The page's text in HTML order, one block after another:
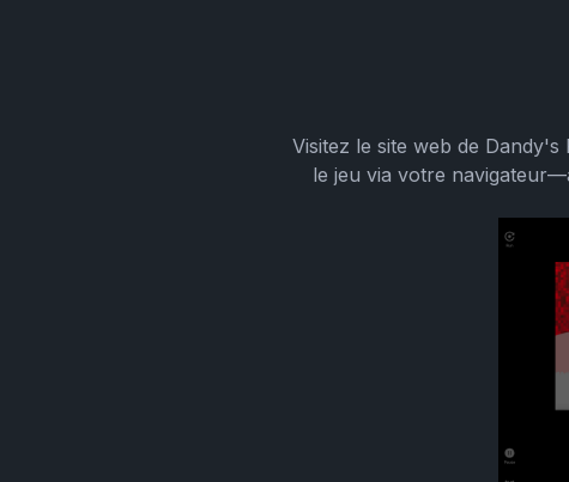
Visitez le site web de
le jeu via votre